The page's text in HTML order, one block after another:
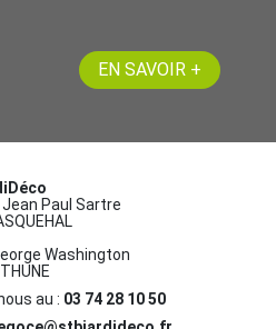
EN SAVOIR +
Jean Paul Sartre
Washington
au : 03 74 28 10 50